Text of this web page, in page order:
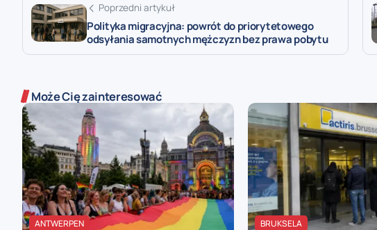
Poprzedni artykuł
Polityka migracyjna: powrót do priorytetowego
odsyłania samotnych mężczyzn bez prawa pobytu
Może Cię zainteresować
ANTWERPEN BRUKSELA